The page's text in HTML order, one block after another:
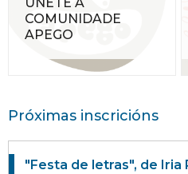
COMUNIDADE
APEGO
Próximas inscricións
"Festa de letras", de Iria